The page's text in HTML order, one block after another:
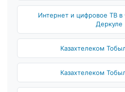
Интернет и цифровое ТВ в
Деркуле
Казахтелеком
Казахтелеком